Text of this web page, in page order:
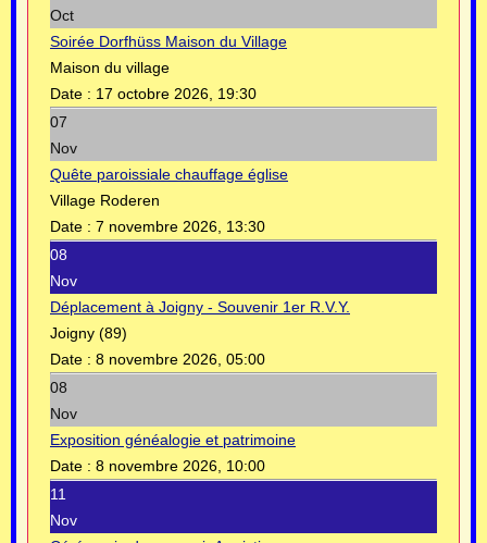
Oct
Soirée Dorfhüss Maison du Village
Maison du village
Date : 17 octobre 2026, 19:30
07
Nov
Quête paroissiale chauffage église
Village Roderen
Date : 7 novembre 2026, 13:30
08
Nov
Déplacement à Joigny - Souvenir 1er R.V.Y.
Joigny (89)
Date : 8 novembre 2026, 05:00
08
Nov
Exposition généalogie et patrimoine
Date : 8 novembre 2026, 10:00
11
Nov